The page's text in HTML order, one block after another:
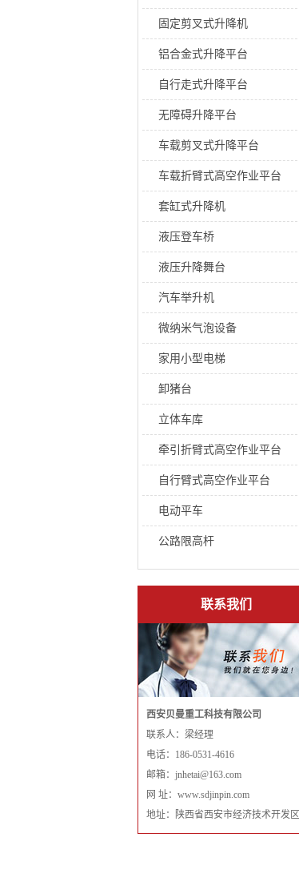
固定剪叉式升降机
铝合金式升降平台
自行走式升降平台
无障碍升降平台
车载剪叉式升降平台
车载折臂式高空作业平台
套缸式升降机
液压登车桥
液压升降舞台
汽车举升机
微纳米气泡设备
家用小型电梯
卸猪台
立体车库
牵引折臂式高空作业平台
自行臂式高空作业平台
电动平车
公路限高杆
联系我们
西安贝曼重工科技有限公司
联系人：梁经理
电话：186-0531-4616
邮箱：jnhetai@163.com
网 址：www.sdjinpin.com
地址：陕西省西安市经济技术开发区